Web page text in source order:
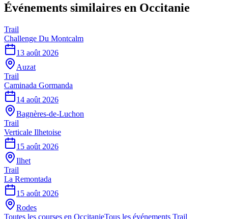
Événements similaires en Occitanie
Trail
Challenge Du Montcalm
13 août 2026
Auzat
Trail
Caminada Gormanda
14 août 2026
Bagnères-de-Luchon
Trail
Verticale Ilhetoise
15 août 2026
Ilhet
Trail
La Remontada
15 août 2026
Rodes
Toutes les courses en OccitanieTous les événements Trail